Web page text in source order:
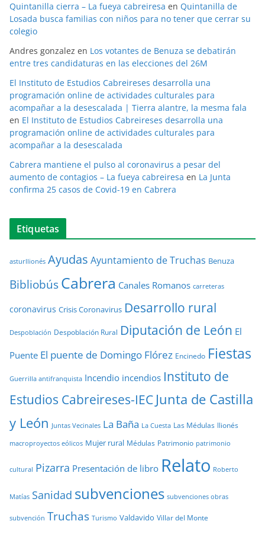
Quintanilla cierra – La fueya cabreiresa en Quintanilla de
Losada busca familias con niños para no tener que cerrar su
colegio
Andres gonzalez en Los votantes de Benuza se debatirán
entre tres candidaturas en las elecciones del 26M
El Instituto de Estudios Cabreireses desarrolla una
programación online de actividades culturales para
acompañar a la desescalada | Tierra alantre, la mesma fala
en El Instituto de Estudios Cabreireses desarrolla una
programación online de actividades culturales para
acompañar a la desescalada
Cabrera mantiene el pulso al coronavirus a pesar del
aumento de contagios – La fueya cabreiresa en La Junta
confirma 25 casos de Covid-19 en Cabrera
Etiquetas
asturllionés Ayudas Ayuntamiento de Truchas Benuza
BibliobúsCabrera Canales Romanos carreteras
coronavirus Crisis Coronavirus Desarrollo rural
Despoblación Despoblación Rural Diputación de León El
Puente El puente de Domingo Flórez Encinedo Fiestas
Guerrilla antifranquista Incendio incendios Instituto de
Estudios Cabreireses-IEC Junta de Castilla
y León Juntas Vecinales La Baña La Cuesta Las Médulas llionés
macroproyectos eólicos Mujer rural Médulas Patrimonio patrimonio
cultural Pizarra Presentación de libro Relato Roberto
Matías Sanidad subvenciones subvenciones obras
subvención Truchas Turismo Valdavido Villar del Monte